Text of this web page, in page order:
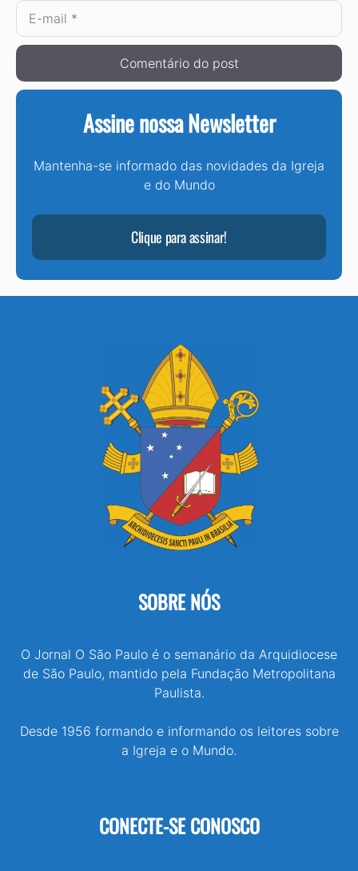
E-
mail
Assine nossa Newsletter
Mantenha-se informado das novidades da Igreja
e do Mundo
Clique para assinar!
SOBRE NÓS
O Jornal O São Paulo é o semanário da Arquidiocese
de São Paulo, mantido pela Fundação Metropolitana
Paulista.
Desde 1956 formando e informando os leitores sobre
a Igreja e o Mundo.
CONECTE-SE CONOSCO